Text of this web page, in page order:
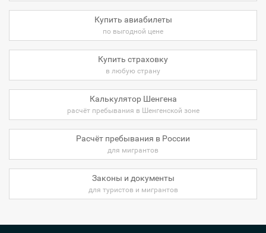
Купить авиабилеты
по выгодной цене
Купить страховку
в любую страну
Калькулятор Шенгена
расчёт пребывания в Шенгенской зоне
Расчёт пребывания в России
для мигрантов
Законы и документы
для туристов и мигрантов